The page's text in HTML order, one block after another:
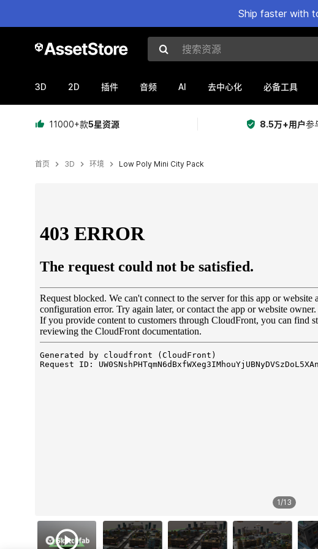
Ship faster with
搜索资源
3D 2D 插件 音频 AI 去中心化 必备工具
11000+款5星资源 8.5万+用户参
首页 3D 环境 Low Poly Mini City Pack
1/13